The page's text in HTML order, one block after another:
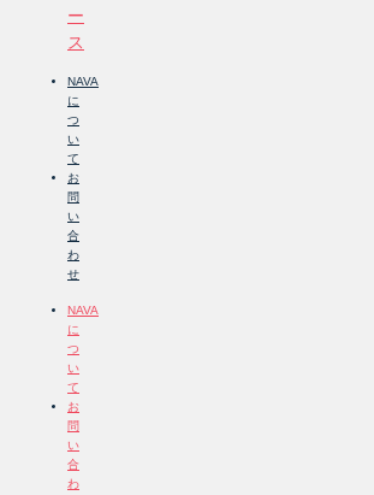
ー
ス
NAVA
に
つ
い
て
お
問
い
合
わ
せ
NAVA
に
つ
い
て
お
問
い
合
わ